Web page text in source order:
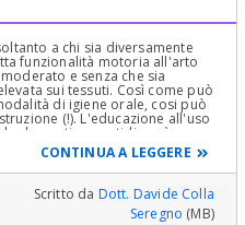
a chi sia diversamente
funzionalità motoria all'arto
e senza che sia
sui tessuti. Così come può
di igiene orale, cosi può
(!). L'educazione all'uso
domestica quotidiana è uno
dare ai nostri figli,
la nostra professione, si
CONTINUA A LEGGERE
Scritto da Dott. Davide Colla
Seregno (MB)